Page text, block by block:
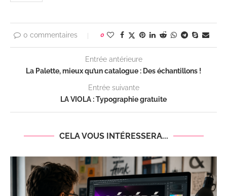
0 commentaires 0
Entrée antérieure
La Palette, mieux qu’un catalogue : Des échantillons !
Entrée suivante
LA VIOLA : Typographie gratuite
CELA VOUS INTÉRESSERA...